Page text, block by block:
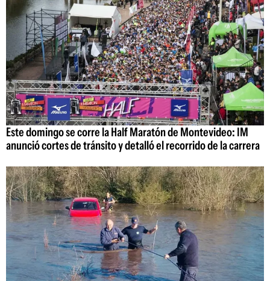
Este domingo se corre la Half Maratón de Montevideo: IM
anunció cortes de tránsito y detalló el recorrido de la carrera